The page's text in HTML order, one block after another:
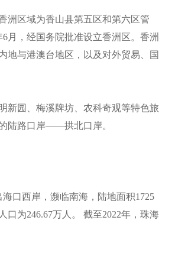
洲区域为香山县第五区和第六区管
月，经国务院批准设立香洲区。香洲
地与港澳台地区，以及对外贸易、国
新园、梅溪牌坊、农科奇观等特色旅
陆路口岸——拱北口岸。
口西岸，濒临南海，陆地面积1725
口为246.67万人。 截至2022年，珠海